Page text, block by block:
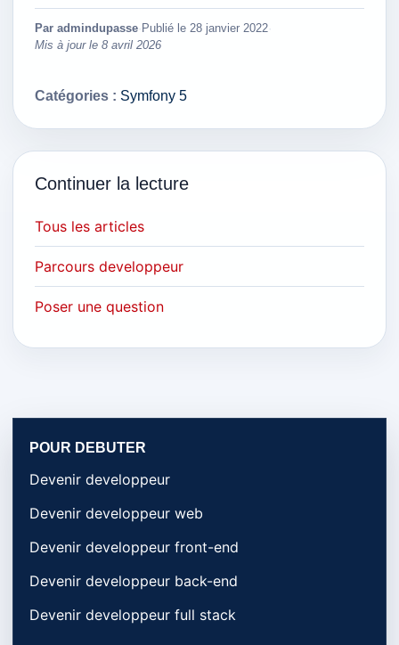
Par admindupasse· Publié le 28 janvier 2022·
Mis à jour le 8 avril 2026
Catégories : Symfony 5
Continuer la lecture
Tous les articles
Parcours developpeur
Poser une question
POUR DEBUTER
Devenir developpeur
Devenir developpeur web
Devenir developpeur front-end
Devenir developpeur back-end
Devenir developpeur full stack